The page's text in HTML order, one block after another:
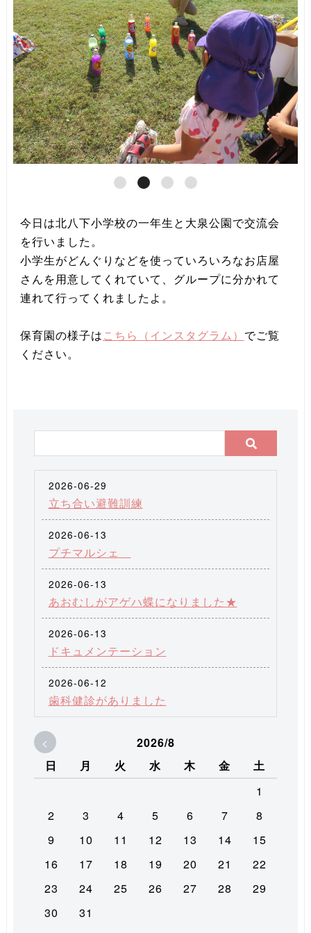
今日は北八下小学校の一年生と大泉公園で交流会
を行いました。
小学生がどんぐりなどを使っていろいろなお店屋
さんを用意してくれていて、グループに分かれて
連れて行ってくれましたよ。
保育園の様子はこちら（インスタグラム） でご覧
ください。
2026-06-29
立ち合い避難訓練
2026-06-13
プチマルシェ
2026-06-13
あおむしがアゲハ蝶になりました★
2026-06-13
ドキュメンテーション
2026-06-12
歯科健診がありました
<
2026/8
日
月 火 水 木 金
土
1
2
3 4 5 6 7
8
9
10 11 12 13 14
15
16
17 18 19 20 21
22
23
24 25 26 27 28
29
30
31